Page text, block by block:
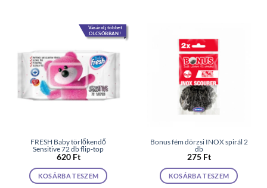
Vásárolj többet
OLCSÓBBAN!
FRESH Baby törlőkendő
Sensitive 72 db flip-top
620 Ft
KOSÁRBA TESZEM
Bonus fém dörzsi INOX spirál 2
db
275 Ft
KOSÁRBA TESZEM